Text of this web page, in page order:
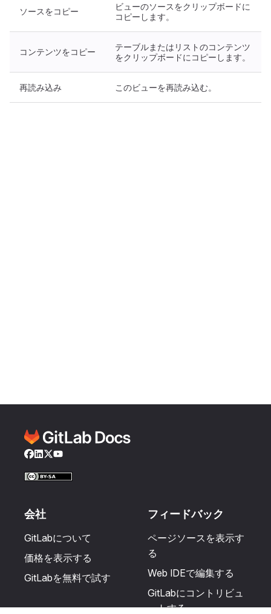
ソースをコピー
ビューのソースをクリップボードに
コピーします。
コンテンツをコピー
テーブルまたはリストのコンテンツ
をクリップボードにコピーします。
再読み込み このビューを再読み込む。
Facebook
LinkedIn
Twitter
YouTube
会社
GitLabについて
価格を表示する
GitLabを無料で試す
フィードバック
ページソースを表示す
る
Web IDEで編集する
GitLabにコントリビュ
ートする